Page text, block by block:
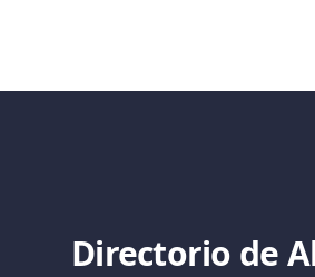
Directorio de